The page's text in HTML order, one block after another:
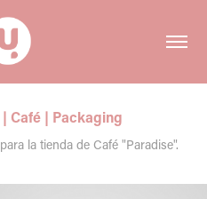
Café | Packaging
la tienda de Café "Paradise".